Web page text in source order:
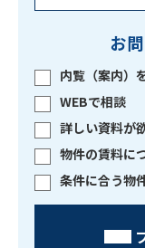
お
内覧（案内）
WEBで相談
詳しい資料が
物件の賃料に
条件に合う物